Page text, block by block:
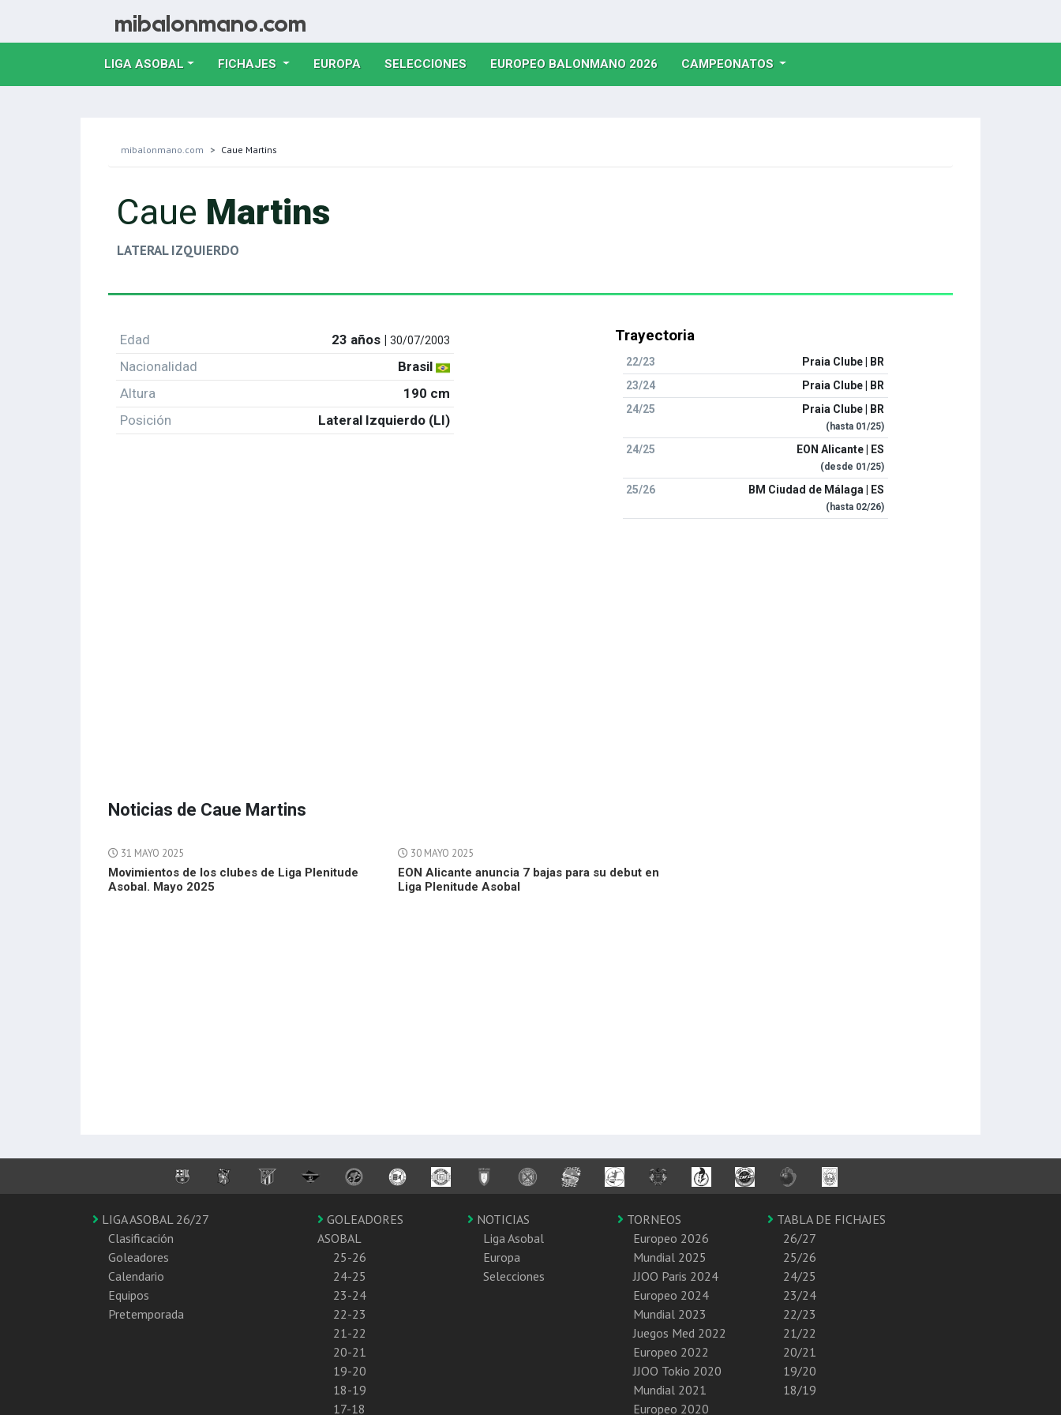
LIGA ASOBAL FICHAJES EUROPA(CURRENT)
SELECCIONES(CURRENT)
EUROPEO BALONMANO 2026(CURRENT)
CAMPEONATOS
mibalonmano.com Caue Martins
Caue Martins
LATERAL IZQUIERDO
Edad 23 años |30/07/2003
Nacionalidad
Brasil
Altura
190 cm
Posición
Lateral Izquierdo (LI)
Trayectoria
22/23
Praia Clube | BR
23/24
Praia Clube | BR
24/25
Praia Clube | BR
(hasta 01/25)
24/25 EON Alicante | ES
(desde 01/25)
25/26 BM Ciudad de Málaga | ES
(hasta 02/26)
Noticias de Caue Martins
31 MAYO 2025
Movimientos de los clubes de Liga Plenitude
Asobal. Mayo 2025
30 MAYO 2025
EON Alicante anuncia 7 bajas para su debut en
Liga Plenitude Asobal
LIGA ASOBAL 26/27
Clasificación
Goleadores
Calendario
Equipos
Pretemporada
GOLEADORES
ASOBAL
25-26
24-25
23-24
22-23
21-22
20-21
19-20
18-19
17-18
NOTICIAS
Liga Asobal
Europa
Selecciones
TORNEOS
Europeo 2026
Mundial 2025
JJOO Paris 2024
Europeo 2024
Mundial 2023
Juegos Med 2022
Europeo 2022
JJOO Tokio 2020
Mundial 2021
Europeo 2020
TABLA DE FICHAJES
26/27
25/26
24/25
23/24
22/23
21/22
20/21
19/20
18/19